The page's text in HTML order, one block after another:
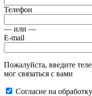
Телефон
— или —
E-mail
Пожалуйста, введите
мог связаться с вами
Согласие на обработку